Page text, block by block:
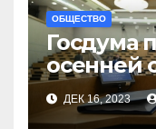
ОБЩЕСТВО
Госдума
осенней
на
году
ДЕК 16, 2023